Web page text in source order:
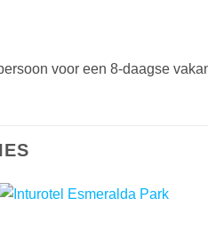
voor een 8-daagse